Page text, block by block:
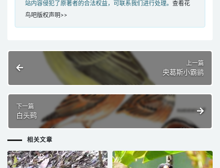
站内容侵犯了原著者的合法权益，可联系我们进行处理。 查看花
鸟吧版权声明>>
上一篇
央葛斯小霸鹟
下一篇
白头鹀
相关文章